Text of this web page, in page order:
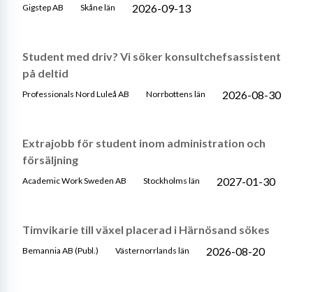
Gigstep AB Skåne län 2026-09-13
Student med driv? Vi söker konsultchefsassistent
på deltid
Professionals Nord Luleå AB Norrbottens län 2026-08-30
Extrajobb för student inom administration och
försäljning
Academic Work Sweden AB Stockholms län 2027-01-30
Timvikarie till växel placerad i Härnösand sökes
Bemannia AB (Publ.) Västernorrlands län 2026-08-20